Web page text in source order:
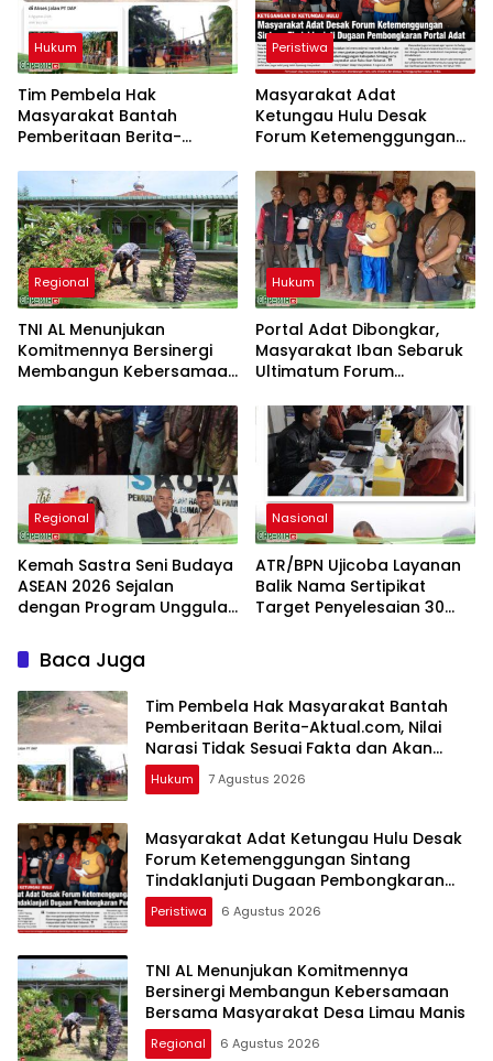
Hukum
Tim Pembela Hak
Masyarakat Bantah
Pemberitaan Berita-
Tidak Sesuai Fakta dan
Akan Tempuh Jalur Dewan
Pers
Peristiwa
Masyarakat Adat
Ketungau Hulu Desak
Forum Ketemenggungan
Dugaan Pembongkaran
Portal Adat
Regional
TNI AL Menunjukan
Komitmennya Bersinergi
Membangun Kebersamaan
Limau Manis
Hukum
Portal Adat Dibongkar,
Masyarakat Iban Sebaruk
Ultimatum Forum
“Jangan Biarkan Hukum
Adat Dilecehkan”
Regional
Kemah Sastra Seni Budaya
ASEAN 2026 Sejalan
dengan Program Unggulan
Nasional
ATR/BPN Ujicoba Layanan
Balik Nama Sertipikat
Target Penyelesaian 30
Baca Juga
Tim Pembela Hak Masyarakat Bantah
Pemberitaan Berita-Aktual.com, Nilai
Narasi Tidak Sesuai Fakta dan Akan
Tempuh Jalur Dewan Pers
Hukum 7 Agustus 2026
Masyarakat Adat Ketungau Hulu Desak
Forum Ketemenggungan Sintang
Tindaklanjuti Dugaan Pembongkaran
Portal Adat
Peristiwa 6 Agustus 2026
TNI AL Menunjukan Komitmennya
Bersinergi Membangun Kebersamaan
Bersama Masyarakat Desa Limau Manis
Regional 6 Agustus 2026